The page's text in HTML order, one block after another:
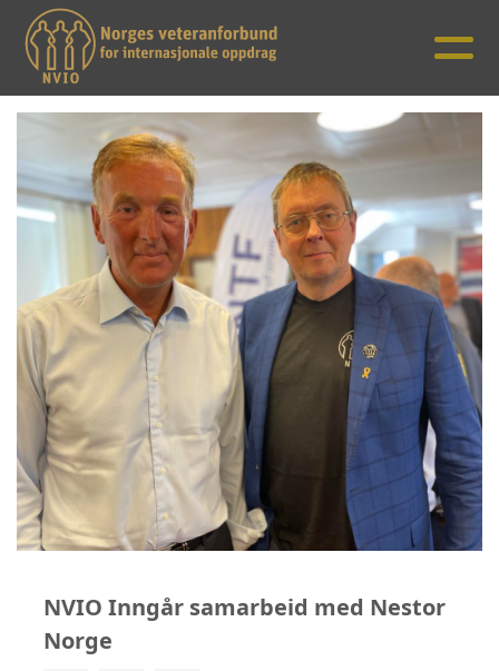
NVIO Inngår samarbeid med Nestor
Norge​